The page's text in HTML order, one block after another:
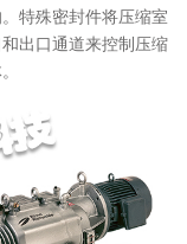
特殊密封件将压缩室
出口通道来控制压缩